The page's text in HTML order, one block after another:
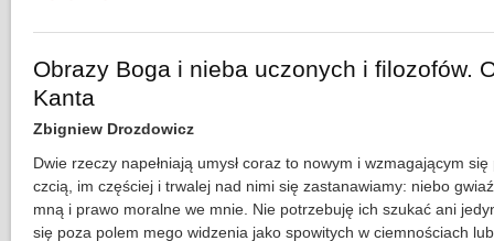
Obrazy Boga i nieba uczonych i filozofów.
Kanta
Zbigniew Drozdowicz
Dwie rzeczy napełniają umysł coraz to nowym i wzmagającym
czcią, im częściej i trwalej nad nimi się zastanawiamy: niebo
mną i prawo moralne we mnie. Nie potrzebuję ich szukać ani
się poza polem mego widzenia jako spowitych w ciemnościach